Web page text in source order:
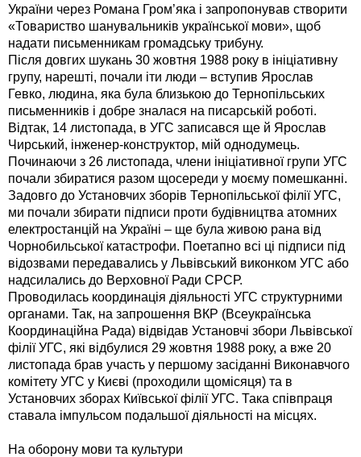
України через Романа Гром’яка і запропонував створити
«Товариство шанувальників української мови», щоб
надати письменникам громадську трибуну.
Після довгих шукань 30 жовтня 1988 року в ініціативну
групу, нарешті, почали іти люди – вступив Ярослав
Гевко, людина, яка була близькою до Тернопільських
письменників і добре зналася на писарській роботі.
Відтак, 14 листопада, в УГС записався ще й Ярослав
Чирський, інженер-конструктор, мій однодумець.
Починаючи з 26 листопада, члени ініціативної групи УГС
почали збиратися разом щосереди у моєму помешканні.
Задовго до Установчих зборів Тернопільської філії УГС,
ми почали збирати підписи проти будівництва атомних
електростанцій на Україні – ще була живою рана від
Чорнобильської катастрофи. Поетапно всі ці підписи під
відозвами передавались у Львівський виконком УГС або
надсилались до Верховної Ради СРСР.
Проводилась координація діяльності УГС структурними
органами. Так, на запрошення ВКР (Всеукраїнська
Координаційна Рада) відвідав Установчі збори Львівської
філії УГС, які відбулися 29 жовтня 1988 року, а вже 20
листопада брав участь у першому засіданні Виконавчого
комітету УГС у Києві (проходили щомісяця) та в
Установчих зборах Київської філії УГС. Така співпраця
ставала імпульсом подальшої діяльності на місцях.
На оборону мови та культури